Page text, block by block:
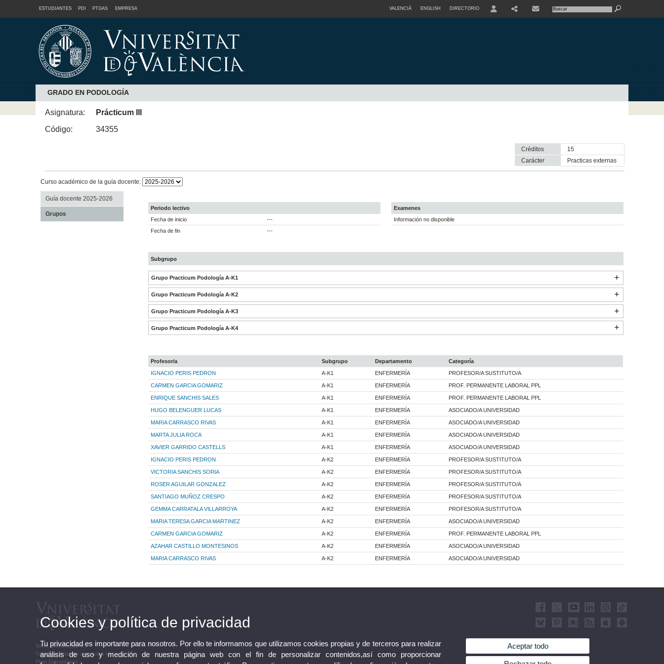
ESTUDIANTES PDI PTGAS EMPRESA VALENCIÀ ENGLISH DIRECTORIO
GRADO EN PODOLOGÍA
Asignatura:
Prácticum III
Código:
34355
Créditos
15
Carácter
practicas externas
Curso académico de la guía docente:
Guía docente 2025-2026
Grupos
Periodo lectivo
Fecha de inicio
---
Fecha de fin
---
Examenes
Información no disponible
Subgrupo
Grupo Practicum Podología A-K1
Grupo Practicum Podología A-K2
Grupo Practicum Podología A-K3
Grupo Practicum Podología A-K4
Profesor/a Subgrupo Departamento
Categoría
IGNACIO PERIS PEDRON
A-K1 ENFERMERÍA PROFESOR/A SUSTITUTO/A
CARMEN GARCIA GOMARIZ A-K1 ENFERMERÍA PROF. PERMANENTE LABORAL PPL
ENRIQUE SANCHIS SALES A-K1 ENFERMERÍA PROF. PERMANENTE LABORAL PPL
HUGO BELENGUER LUCAS A-K1 ENFERMERÍA ASOCIADO/A UNIVERSIDAD
MARIA CARRASCO RIVAS A-K1 ENFERMERÍA ASOCIADO/A UNIVERSIDAD
MARTA JULIA ROCA A-K1 ENFERMERÍA ASOCIADO/A UNIVERSIDAD
XAVIER GARRIDO CASTELLS A-K1 ENFERMERÍA ASOCIADO/A UNIVERSIDAD
IGNACIO PERIS PEDRON A-K2 ENFERMERÍA PROFESOR/A SUSTITUTO/A
VICTORIA SANCHIS SORIA A-K2 ENFERMERÍA PROFESOR/A SUSTITUTO/A
ROSER AGUILAR GONZALEZ A-K2 ENFERMERÍA PROFESOR/A SUSTITUTO/A
SANTIAGO MUÑOZ CRESPO A-K2 ENFERMERÍA PROFESOR/A SUSTITUTO/A
GEMMA CARRATALA VILLARROYA A-K2 ENFERMERÍA PROFESOR/A SUSTITUTO/A
MARIA TERESA GARCIA MARTINEZ A-K2 ENFERMERÍA ASOCIADO/A UNIVERSIDAD
CARMEN GARCIA GOMARIZ A-K2 ENFERMERÍA PROF. PERMANENTE LABORAL PPL
AZAHAR CASTILLO MONTESINOS A-K2 ENFERMERÍA ASOCIADO/A UNIVERSIDAD
MARIA CARRASCO RIVAS A-K2 ENFERMERÍA ASOCIADO/A UNIVERSIDAD
Sede Electrónica UV
Tablón oficial de anuncios UV
Plan Estratégico
Cookies y política de privacidad
Tu privacidad es importante para nosotros. Por ello te informamos que utilizamos cookies propias y de terceros para realizar
análisis de uso y medición de nuestra página web con el fin de personalizar contenidos,así como proporcionar
Aceptar todo